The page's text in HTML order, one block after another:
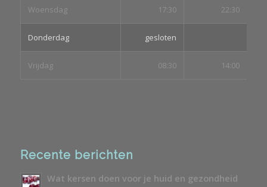
Woensdag 17:30 22:30
Donderdag gesloten
Vrijdag 08:30 14:00
Recente berichten
Wat kersen doen voor je huid en gezondheid